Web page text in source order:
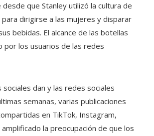
que Stanley utilizó la cultura de
dirigirse a las mujeres y disparar
bebidas. El alcance de las botellas
por los usuarios de las redes
dan y las redes sociales
semanas, varias publicaciones
en TikTok, Instagram,
amplificado la preocupación de que los